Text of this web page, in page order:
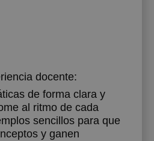
docente:
de forma clara y
al ritmo de cada
sencillos para que
y ganen